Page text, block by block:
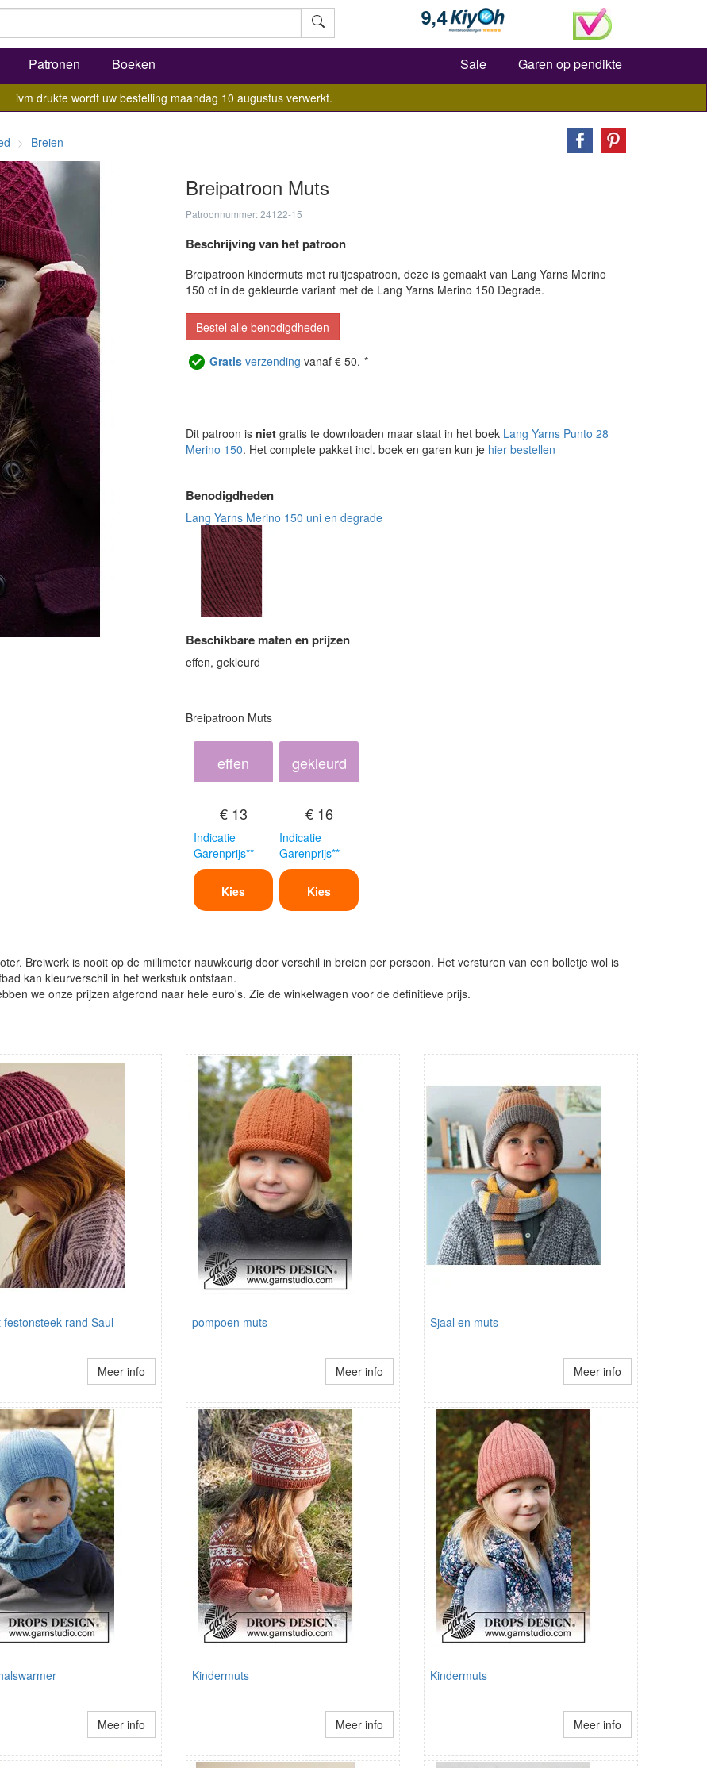
Zoeken
Patronen Boeken Sale Garen op pendikte
ivm drukte wordt uw bestelling maandag 10 augustus verwerkt.
Breien
Breipatroon Muts
Patroonnummer: 24122-15
Beschrijving van het patroon
Breipatroon kindermuts met ruitjespatroon, deze is gemaakt van Lang Yarns Merino
150 of in de gekleurde variant met de Lang Yarns Merino 150 Degrade.
Bestel alle benodigdheden
Gratis verzending vanaf € 50,-*
Dit patroon is niet gratis te downloaden maar staat in het boek Lang Yarns Punto 28
Merino 150. Het complete pakket incl. boek en garen kun je hier bestellen
Benodigdheden
Lang Yarns Merino 150 uni en degrade
Beschikbare maten en prijzen
effen, gekleurd
Breipatroon Muts
effen
€ 13
Indicatie
Garenprijs**
Kies
gekleurd
€ 16
Indicatie
Garenprijs**
Kies
Breiwerk is nooit op de millimeter nauwkeurig door verschil in breien per persoon. Het versturen van een bolletje wol is
kan kleurverschil in het werkstuk ontstaan.
we onze prijzen afgerond naar hele euro's. Zie de winkelwagen voor de definitieve prijs.
festonsteek rand Saul
Meer info
pompoen muts
Meer info
Sjaal en muts
Meer info
Meer info
Kindermuts
Meer info
Kindermuts
Meer info